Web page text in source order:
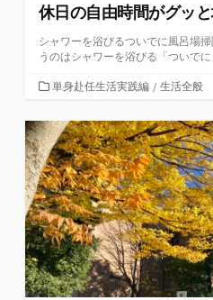
休日の自由時間がグッ
シャワーを浴びるついでに風呂場
うのはシャワーを浴びる「ついで
カ
ゴ
リ
ー
単身赴任生活実践編 / 生活全般